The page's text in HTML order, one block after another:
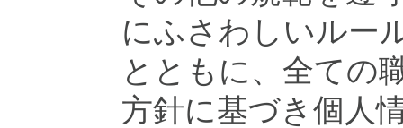
にふさわしいルー
とともに、全ての
方針に基づき個人